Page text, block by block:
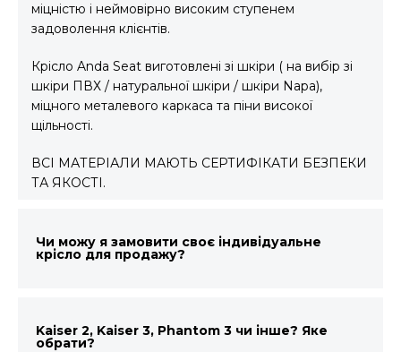
міцністю і неймовірно високим ступенем
задоволення клієнтів.
Крісло Anda Seat виготовлені зі шкіри ( на вибір зі
шкіри ПВХ / натуральної шкіри / шкіри Napa),
міцного металевого каркаса та піни високої
щільності.
ВСІ МАТЕРІАЛИ МАЮТЬ СЕРТИФІКАТИ БЕЗПЕКИ
ТА ЯКОСТІ.
Чи можу я замовити своє індивідуальне
крісло для продажу?
Kaiser 2, Kaiser 3, Phantom 3 чи інше? Яке
обрати?